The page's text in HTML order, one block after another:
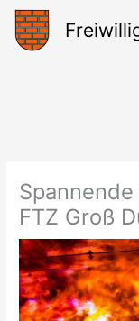
Zum
Inhalt
springen
FTZ Groß